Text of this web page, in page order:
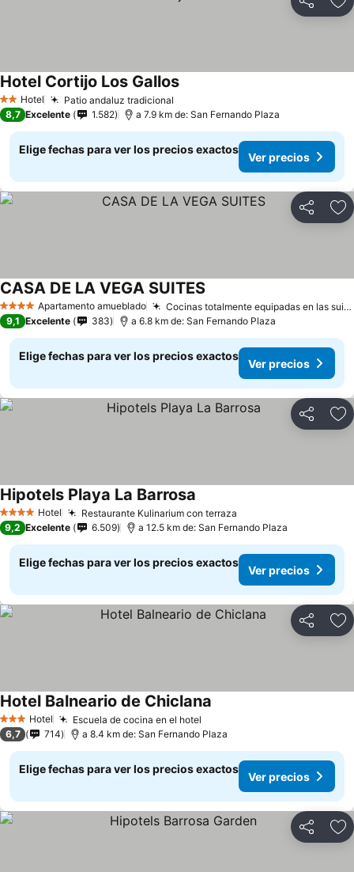
Compartir
2 Estrellas
Hotel Patio andaluz tradicional
Hotel Cortijo Los Gallos
8,7 Excelente 1.582 a 7.9 km de: San Fernando Plaza
Elige fechas para ver los precios exactos
Ver precios
Compartir
4 EstrellasApartamento amueblado Cocinas totalmente equipadas en las suites
CASA DE LA VEGA SUITES
9,1 Excelente 383 a 6.8 km de: San Fernando Plaza
Elige fechas para ver los precios exactos
Ver precios
Compartir
4 EstrellasHotel Restaurante Kulinarium con terraza
Hipotels Playa La Barrosa
9,2 Excelente 6.509 a 12.5 km de: San Fernando Plaza
Elige fechas para ver los precios exactos
Ver precios
Compartir
3 Estrellas
Hotel Escuela de cocina en el hotel
Hotel Balneario de Chiclana
6,7 714 a 8.4 km de: San Fernando Plaza
Elige fechas para ver los precios exactos
Ver precios
Compartir